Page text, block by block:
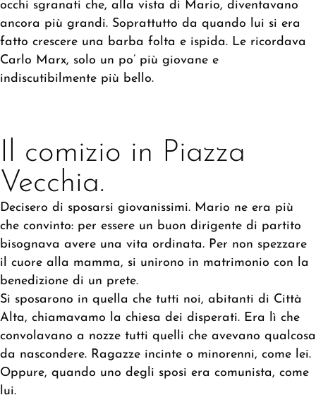
occhi sgranati che, alla vista di Mario, diventavano
ancora più grandi. Soprattutto da quando lui si era
fatto crescere una barba folta e ispida. Le ricordava
Carlo Marx, solo un po’ più giovane e
indiscutibilmente più bello.
Il comizio in Piazza
Vecchia.
Decisero di sposarsi giovanissimi. Mario ne era più
che convinto: per essere un buon dirigente di partito
bisognava avere una vita ordinata. Per non spezzare
il cuore alla mamma, si unirono in matrimonio con la
benedizione di un prete.
Si sposarono in quella che tutti noi, abitanti di Città
Alta, chiamavamo la chiesa dei disperati. Era lì che
convolavano a nozze tutti quelli che avevano qualcosa
da nascondere. Ragazze incinte o minorenni, come lei.
Oppure, quando uno degli sposi era comunista, come
lui.